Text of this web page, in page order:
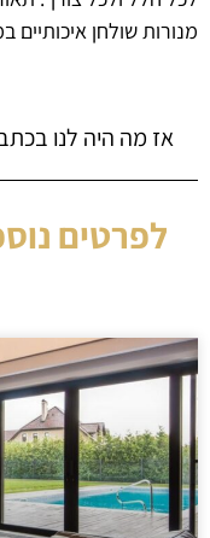
מנורות שולחן
אז מה היה לנו
לפרטים